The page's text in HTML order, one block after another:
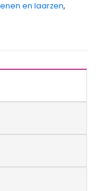
en laarzen,